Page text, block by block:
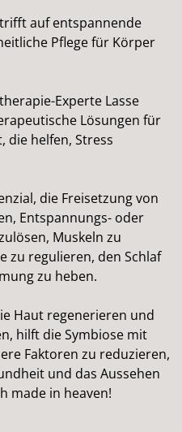
auf entspannende
Pflege für Körper
Experte Lasse
Lösungen für
die helfen, Stress
die Freisetzung von
Entspannungs- oder
Muskeln zu
zu regulieren, den Schlaf
zu heben.
Haut regenerieren und
hilft die Symbiose mit
Faktoren zu reduzieren,
und das Aussehen
made in heaven!